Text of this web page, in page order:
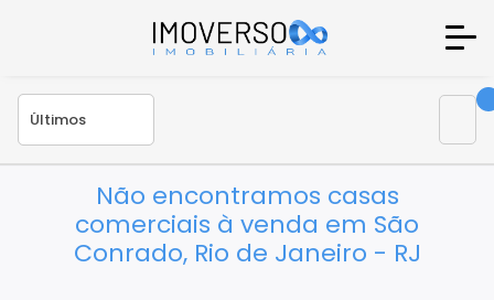
Não encontramos casas
comerciais à venda em São
Conrado, Rio de Janeiro - RJ